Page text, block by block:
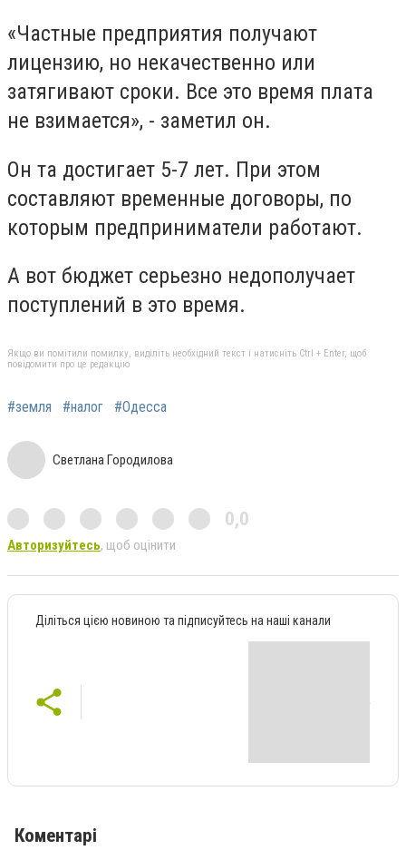
«Частные предприятия получают
лицензию, но некачественно или
затягивают сроки. Все это время плата
не взимается», - заметил он.
Он та достигает 5-7 лет. При этом
составляют временные договоры, по
которым предприниматели работают.
А вот бюджет серьезно недополучает
поступлений в это время.
Якщо ви помітили помилку, виділіть необхідний текст і натисніть Ctrl + Enter, щоб
повідомити про це редакцію
#земля #налог #Одесса
Светлана Городилова
0,0
Авторизуйтесь, щоб оцінити
Діліться цією новиною та підписуйтесь на наші канали
Коментарі